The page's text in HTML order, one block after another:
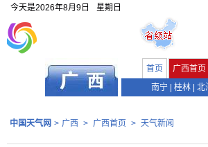
今天是2026年8月9日 星期日
首页 广西首页
南宁
桂林 北
中国天气网 > 广西 > 广西首页 > 天气新闻